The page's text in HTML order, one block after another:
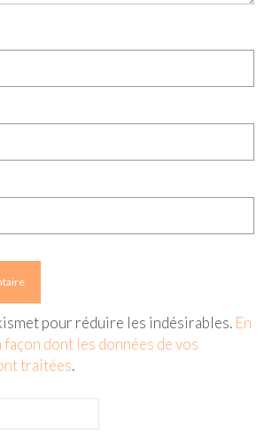
pour réduire les indésirables. En
dont les données de vos
traitées.